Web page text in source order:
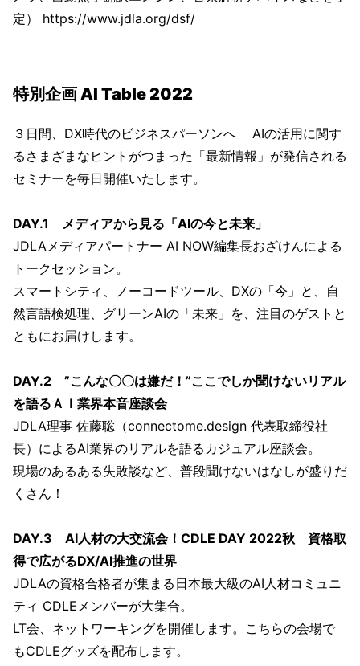
定） https://www.jdla.org/dsf/
特別企画 AI Table 2022
３日間、DX時代のビジネスパーソンへ AIの活用に関す
るさまざまなヒントがつまった「最新情報」が発信される
セミナーを毎日開催いたします。
DAY.1 メディアから見る「AIの今と未来」
JDLAメディアパートナー AI NOW編集長おざけんによる
トークセッション。
スマートシティ、ノーコードツール、DXの「今」と、自
然言語検処理、グリーンAIの「未来」を、注目のゲストと
ともにお届けします。
DAY.2 ”こんな〇〇は嫌だ！”ここでしか聞けないリアル
を語るＡＩ業界本音座談会
JDLA理事 佐藤聡（connectome.design 代表取締役社
長）によるAI業界のリアルを語るカジュアル座談会。
現場のあるある失敗談など、普段聞けないはなしが盛りだ
くさん！
DAY.3 AI人材の大交流会！CDLE DAY 2022秋 資格取
得で広がるDX/AI推進の世界
JDLAの資格合格者が集まる日本最大級のAI人材コミュニ
ティ CDLEメンバーが大集合。
LT会、ネットワーキングを開催します。こちらの会場で
もCDLEグッズを配布します。